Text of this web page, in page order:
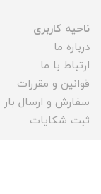
ناحیه کاربری
درباره ما
ارتباط با ما
قوانین و مقررات
سفارش و ارسال بار
ثبت شکایات